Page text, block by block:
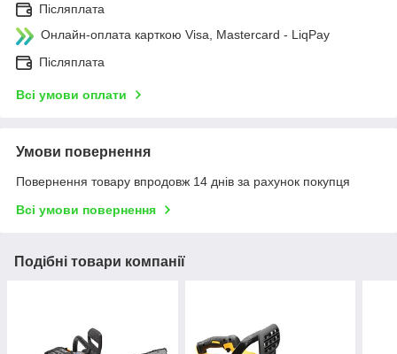
Післяплата
Онлайн-оплата карткою Visa, Mastercard - LiqPay
Післяплата
Всі умови оплати
Умови повернення
Повернення товару впродовж 14 днів за рахунок покупця
Всі умови повернення
Подібні товари компанії